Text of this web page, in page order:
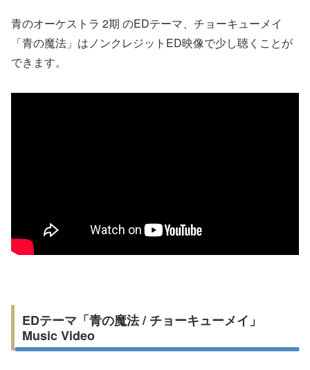
青のオーケストラ 2期 のEDテーマ、チョーキューメイ
「青の魔法」はノンクレジットED映像で少し聴くことが
できます。
EDテーマ「青の魔法 / チョーキューメイ」
Music Video